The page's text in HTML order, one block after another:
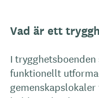
Vad är ett
I
funktionellt